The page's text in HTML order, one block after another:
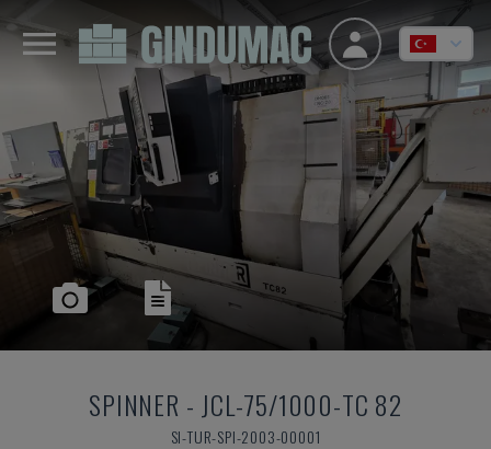
SPINNER - JCL-75/1000-TC 82
SI-TUR-SPI-2003-00001